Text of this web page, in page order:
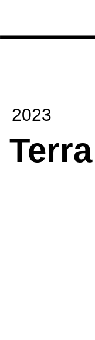
2023